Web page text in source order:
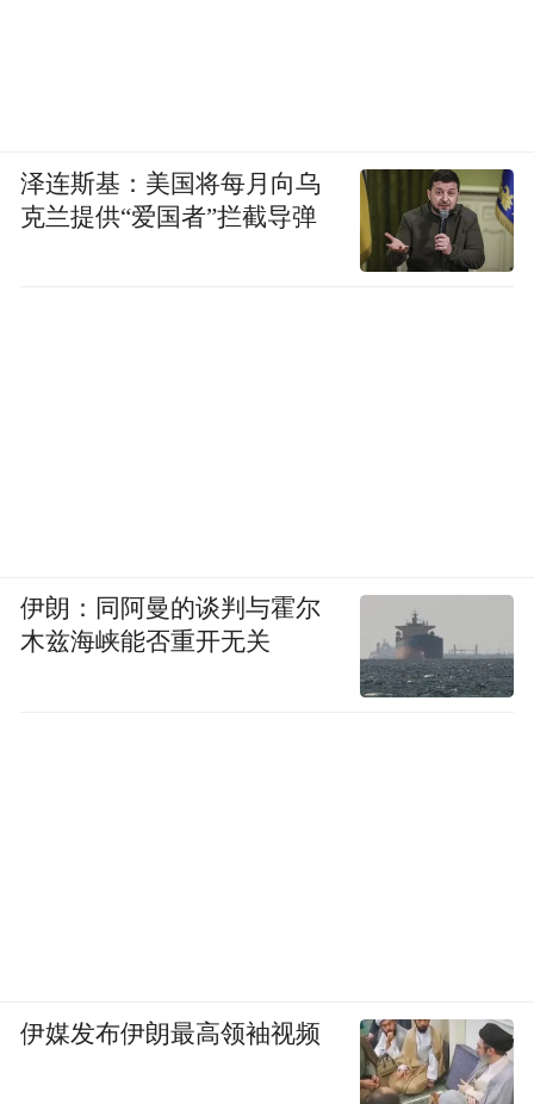
泽连斯基：美国将每月向乌
克兰提供“爱国者”拦截导弹
伊朗：同阿曼的谈判与霍尔
木兹海峡能否重开无关
伊媒发布伊朗最高领袖视频